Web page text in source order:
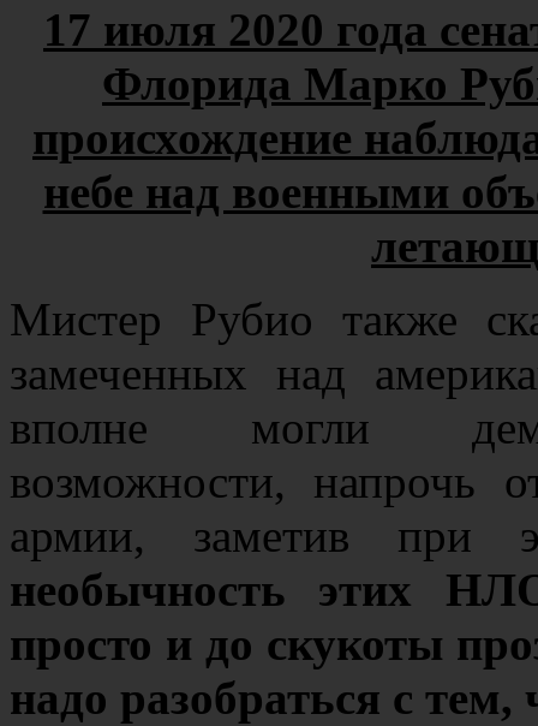
17 июля 2020 года
Флорида Марко
происхождение
небе над военными
Мистер Рубио также
замеченных над
вполне могли
возможности, напрочь
армии, заметив при
необычность этих
просто и до скукоты
надо разобраться с тем,